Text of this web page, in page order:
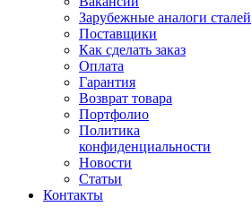
Зарубежные аналоги сталей
Поставщики
Как сделать заказ
Оплата
Гарантия
Возврат товара
Портфолио
Политика
конфиденциальности
Новости
Статьи
Контакты